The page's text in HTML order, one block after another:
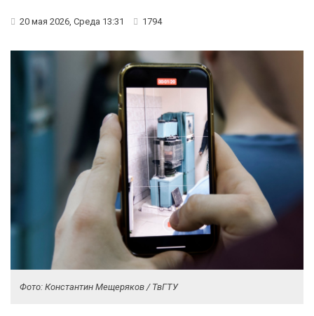
20 мая 2026, Среда 13:31 1794
Фото: Константин Мещеряков / ТвГТУ